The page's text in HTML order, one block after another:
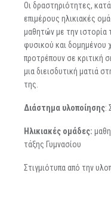
Οι δραστηριότητες,
επιμέρους ηλικιακές
μαθητών με την ιστορία
φυσικού και
προτρέπουν σε κριτική
μια διεισδυτική ματιά
της.
Διάστημα υλοποίησης:
Ηλικιακές ομάδες:
τάξης Γυμνασίου
Στιγμιότυπα από την